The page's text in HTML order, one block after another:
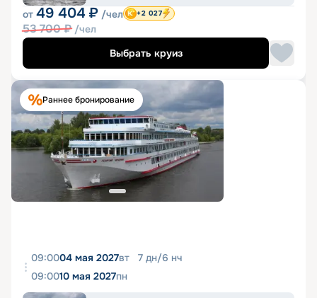
от 49 404 ₽ /чел
53 700₽ /чел
+2 027
Выбрать круиз
Раннее бронирование
09:0004 мая 2027вт 7 дн/6 нч
09:0010 мая 2027пн